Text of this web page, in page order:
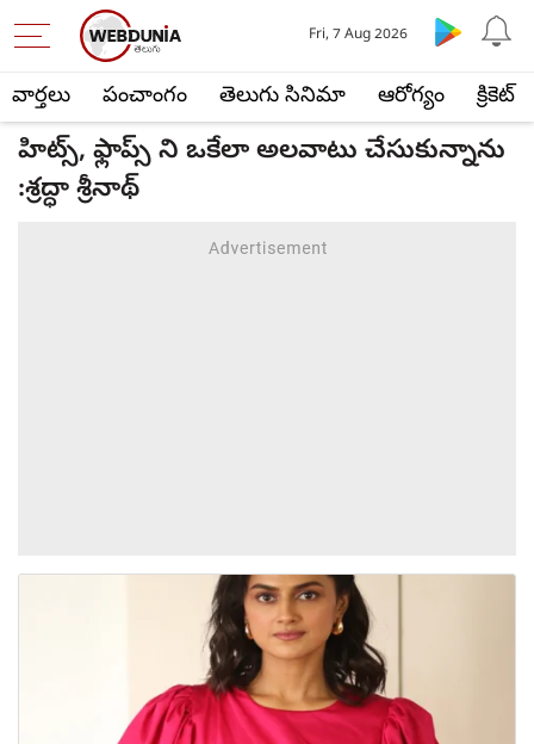
వార్తలు పంచాంగం తెలుగు సినిమా ఆరోగ్యం క్రికెట్
Fri, 7 Aug 2026
హిట్స్, ఫ్లాప్స్ ని ఒకేలా అలవాటు చేసుకున్నాను
:శ్రద్ధా శ్రీనాథ్